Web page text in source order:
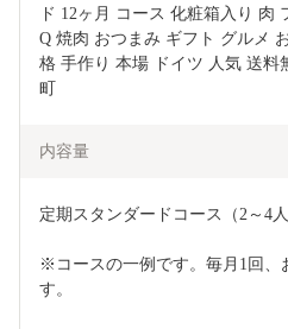
ド 12ヶ月 コース 化粧箱入り 肉
Q 焼肉 おつまみ ギフト グルメ
格 手作り 本場 ドイツ 人気 送料
町
内容量
定期スタンダードコース（2～4人
※コースの一例です。毎月1回、
す。